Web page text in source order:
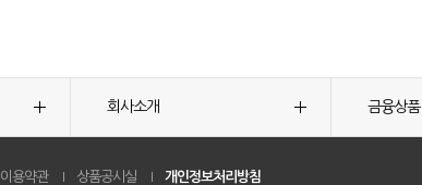
회사소개 금융상품
이용약관 상품공시실 개인정보처리방침